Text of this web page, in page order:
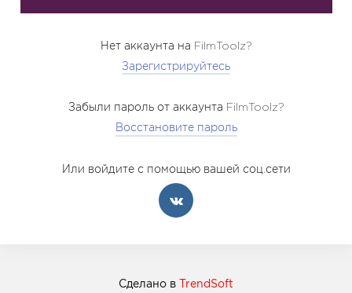
Нет аккаунта на FilmToolz?
Зарегистрируйтесь
Забыли пароль от аккаунта FilmToolz?
Восстановите пароль
Или войдите с помощью вашей соц.сети
Сделано в TrendSoft